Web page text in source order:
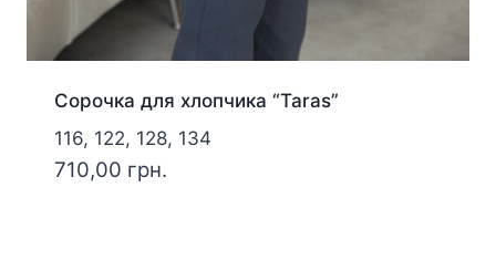
Сорочка для хлопчика “Taras”
116, 122, 128, 134
710,00 грн.